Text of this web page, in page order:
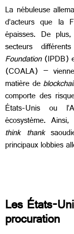
La nébuleuse
d’acteurs que la
épaisses. De
secteurs
Foundation(IPDB)
(COALA) –
matière de
comporte des
États-Unis ou
écosystème. Ainsi,
think thank
principaux lobbies
Les États-
procuration